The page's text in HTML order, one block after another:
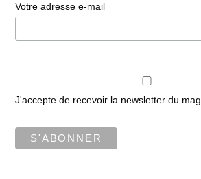
Votre adresse e-mail
J'accepte de recevoir la newsletter du